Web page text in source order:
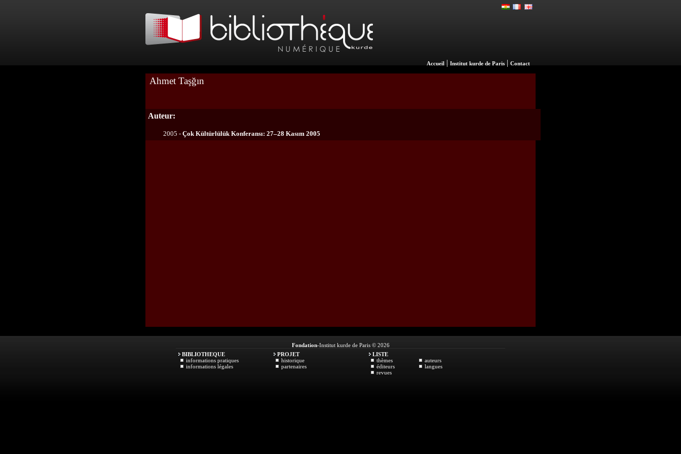
Accueil | Institut kurde de Paris | Contact
Ahmet Taşğın
Auteur:
2005 - Çok Kültürlülük Konferansı: 27–28 Kasım 2005
Fondation-Institut kurde de Paris © 2026
BIBLIOTHEQUE
informations pratiques
informations légales
PROJET
historique
partenaires
LISTE
thèmes
auteurs
éditeurs
langues
revues